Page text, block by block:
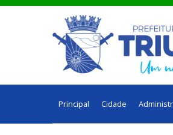
Principal Cidade